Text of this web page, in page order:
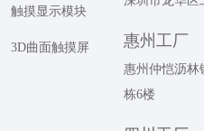
惠州工厂
惠州仲恺沥林
栋6楼
触摸显示模块
3D曲面触摸屏